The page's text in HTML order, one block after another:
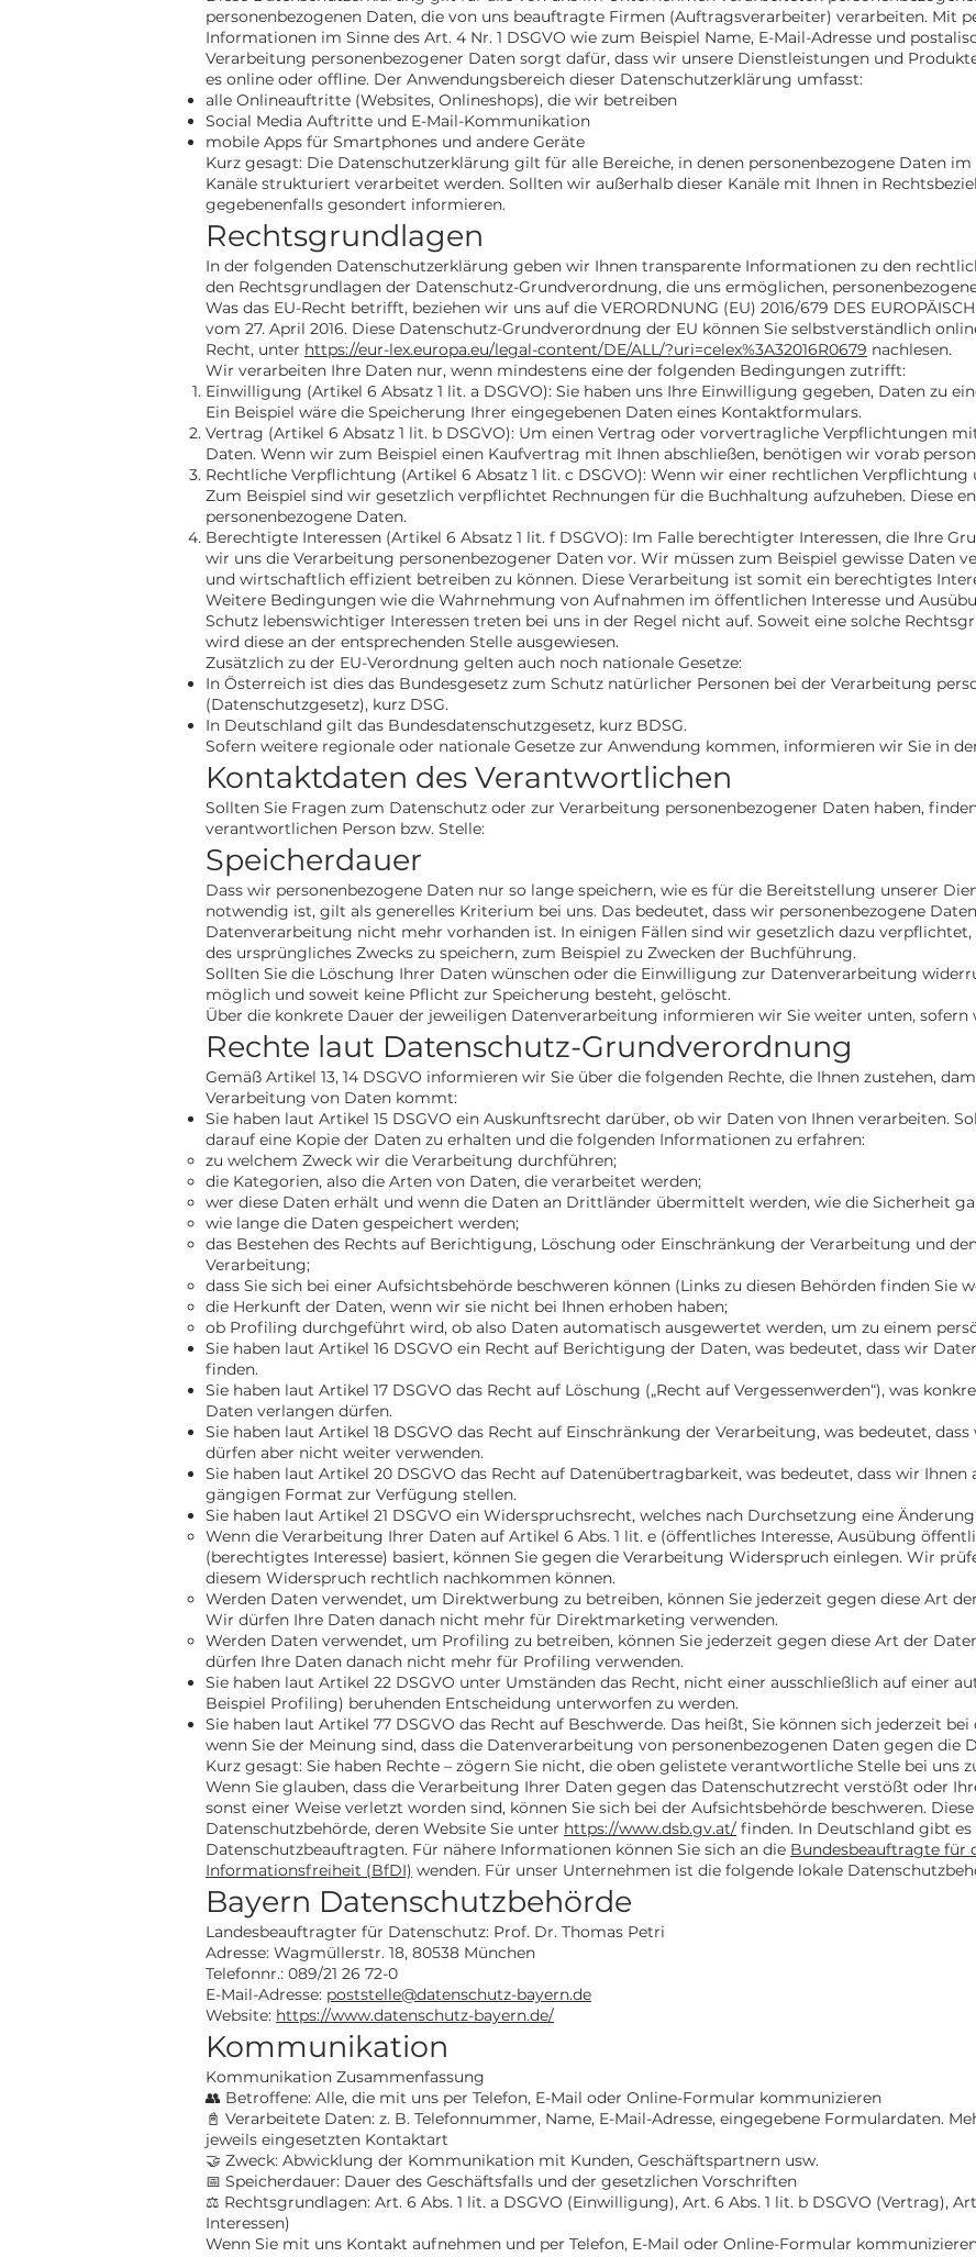
personenbezogenen Daten, die von uns beauftragte Firmen (Auftragsverarbeiter) verarbeiten. Mit
Informationen im Sinne des Art. 4 Nr. 1 DSGVO wie zum Beispiel Name, E-Mail-Adresse und
Verarbeitung personenbezogener Daten sorgt dafür, dass wir unsere Dienstleistungen und
es online oder offline. Der Anwendungsbereich dieser Datenschutzerklärung umfasst:
alle Onlineauftritte (Websites, Onlineshops), die wir betreiben
Social Media Auftritte und E-Mail-Kommunikation
mobile Apps für Smartphones und andere Geräte
Kurz gesagt: Die Datenschutzerklärung gilt für alle Bereiche, in denen personenbezogene Daten
Kanäle strukturiert verarbeitet werden. Sollten wir außerhalb dieser Kanäle mit Ihnen in
gegebenenfalls gesondert informieren.
Rechtsgrundlagen
In der folgenden Datenschutzerklärung geben wir Ihnen transparente Informationen zu den
den Rechtsgrundlagen der Datenschutz-Grundverordnung, die uns ermöglichen,
Was das EU-Recht betrifft, beziehen wir uns auf die VERORDNUNG (EU) 2016/679 DES
vom 27. April 2016. Diese Datenschutz-Grundverordnung der EU können Sie selbstverständlich
Recht, unter https://eur-lex.europa.eu/legal-content/DE/ALL/?uri=celex%3A32016R0679 nachlesen.
Wir verarbeiten Ihre Daten nur, wenn mindestens eine der folgenden Bedingungen zutrifft:
Einwilligung (Artikel 6 Absatz 1 lit. a DSGVO): Sie haben uns Ihre Einwilligung gegeben, Daten zu
Ein Beispiel wäre die Speicherung Ihrer eingegebenen Daten eines Kontaktformulars.
Vertrag (Artikel 6 Absatz 1 lit. b DSGVO): Um einen Vertrag oder vorvertragliche Verpflichtungen
Daten. Wenn wir zum Beispiel einen Kaufvertrag mit Ihnen abschließen, benötigen wir vorab
Rechtliche Verpflichtung (Artikel 6 Absatz 1 lit. c DSGVO): Wenn wir einer rechtlichen
Zum Beispiel sind wir gesetzlich verpflichtet Rechnungen für die Buchhaltung aufzuheben. Diese
personenbezogene Daten.
Berechtigte Interessen (Artikel 6 Absatz 1 lit. f DSGVO): Im Falle berechtigter Interessen, die Ihre
wir uns die Verarbeitung personenbezogener Daten vor. Wir müssen zum Beispiel gewisse Daten
und wirtschaftlich effizient betreiben zu können. Diese Verarbeitung ist somit ein berechtigtes
Weitere Bedingungen wie die Wahrnehmung von Aufnahmen im öffentlichen Interesse und
Schutz lebenswichtiger Interessen treten bei uns in der Regel nicht auf. Soweit eine solche
wird diese an der entsprechenden Stelle ausgewiesen.
Zusätzlich zu der EU-Verordnung gelten auch noch nationale Gesetze:
In Österreich ist dies das Bundesgesetz zum Schutz natürlicher Personen bei der Verarbeitung
(Datenschutzgesetz), kurz DSG.
In Deutschland gilt das Bundesdatenschutzgesetz, kurz BDSG.
Sofern weitere regionale oder nationale Gesetze zur Anwendung kommen, informieren wir Sie in
Kontaktdaten des Verantwortlichen
Sollten Sie Fragen zum Datenschutz oder zur Verarbeitung personenbezogener Daten haben,
verantwortlichen Person bzw. Stelle:
Speicherdauer
Dass wir personenbezogene Daten nur so lange speichern, wie es für die Bereitstellung unserer
notwendig ist, gilt als generelles Kriterium bei uns. Das bedeutet, dass wir personenbezogene
Datenverarbeitung nicht mehr vorhanden ist. In einigen Fällen sind wir gesetzlich dazu
des ursprüngliches Zwecks zu speichern, zum Beispiel zu Zwecken der Buchführung.
Sollten Sie die Löschung Ihrer Daten wünschen oder die Einwilligung zur Datenverarbeitung
möglich und soweit keine Pflicht zur Speicherung besteht, gelöscht.
Über die konkrete Dauer der jeweiligen Datenverarbeitung informieren wir Sie weiter unten,
Rechte laut Datenschutz-Grundverordnung
Gemäß Artikel 13, 14 DSGVO informieren wir Sie über die folgenden Rechte, die Ihnen zustehen,
Verarbeitung von Daten kommt:
Sie haben laut Artikel 15 DSGVO ein Auskunftsrecht darüber, ob wir Daten von Ihnen verarbeiten.
darauf eine Kopie der Daten zu erhalten und die folgenden Informationen zu erfahren:
zu welchem Zweck wir die Verarbeitung durchführen;
die Kategorien, also die Arten von Daten, die verarbeitet werden;
wer diese Daten erhält und wenn die Daten an Drittländer übermittelt werden, wie die Sicherheit
wie lange die Daten gespeichert werden;
das Bestehen des Rechts auf Berichtigung, Löschung oder Einschränkung der Verarbeitung und
Verarbeitung;
dass Sie sich bei einer Aufsichtsbehörde beschweren können (Links zu diesen Behörden finden Sie
die Herkunft der Daten, wenn wir sie nicht bei Ihnen erhoben haben;
ob Profiling durchgeführt wird, ob also Daten automatisch ausgewertet werden, um zu einem
Sie haben laut Artikel 16 DSGVO ein Recht auf Berichtigung der Daten, was bedeutet, dass wir
finden.
Sie haben laut Artikel 17 DSGVO das Recht auf Löschung („Recht auf Vergessenwerden“), was
Daten verlangen dürfen.
Sie haben laut Artikel 18 DSGVO das Recht auf Einschränkung der Verarbeitung, was bedeutet,
dürfen aber nicht weiter verwenden.
Sie haben laut Artikel 20 DSGVO das Recht auf Datenübertragbarkeit, was bedeutet, dass wir
gängigen Format zur Verfügung stellen.
Sie haben laut Artikel 21 DSGVO ein Widerspruchsrecht, welches nach Durchsetzung eine
Wenn die Verarbeitung Ihrer Daten auf Artikel 6 Abs. 1 lit. e (öffentliches Interesse, Ausübung
(berechtigtes Interesse) basiert, können Sie gegen die Verarbeitung Widerspruch einlegen. Wir
diesem Widerspruch rechtlich nachkommen können.
Werden Daten verwendet, um Direktwerbung zu betreiben, können Sie jederzeit gegen diese Art
Wir dürfen Ihre Daten danach nicht mehr für Direktmarketing verwenden.
Werden Daten verwendet, um Profiling zu betreiben, können Sie jederzeit gegen diese Art der
dürfen Ihre Daten danach nicht mehr für Profiling verwenden.
Sie haben laut Artikel 22 DSGVO unter Umständen das Recht, nicht einer ausschließlich auf einer
Beispiel Profiling) beruhenden Entscheidung unterworfen zu werden.
Sie haben laut Artikel 77 DSGVO das Recht auf Beschwerde. Das heißt, Sie können sich jederzeit
wenn Sie der Meinung sind, dass die Datenverarbeitung von personenbezogenen Daten gegen die
Kurz gesagt: Sie haben Rechte – zögern Sie nicht, die oben gelistete verantwortliche Stelle bei uns
Wenn Sie glauben, dass die Verarbeitung Ihrer Daten gegen das Datenschutzrecht verstößt oder
sonst einer Weise verletzt worden sind, können Sie sich bei der Aufsichtsbehörde beschweren.
Datenschutzbehörde, deren Website Sie unter https://www.dsb.gv.at/ finden. In Deutschland gibt
Datenschutzbeauftragten. Für nähere Informationen können Sie sich an die Bundesbeauftragte für
Informationsfreiheit (BfDI) wenden. Für unser Unternehmen ist die folgende lokale
Bayern Datenschutzbehörde
Landesbeauftragter für Datenschutz: Prof. Dr. Thomas Petri
Adresse: Wagmüllerstr. 18, 80538 München
Telefonnr.: 089/21 26 72-0
E-Mail-Adresse: poststelle@datenschutz-bayern.de
Website: https://www.datenschutz-bayern.de/
Kommunikation
Kommunikation Zusammenfassung
👥 Betroffene: Alle, die mit uns per Telefon, E-Mail oder Online-Formular kommunizieren
📓 Verarbeitete Daten: z. B. Telefonnummer, Name, E-Mail-Adresse, eingegebene Formulardaten.
jeweils eingesetzten Kontaktart
🤝 Zweck: Abwicklung der Kommunikation mit Kunden, Geschäftspartnern usw.
📅 Speicherdauer: Dauer des Geschäftsfalls und der gesetzlichen Vorschriften
⚖️ Rechtsgrundlagen: Art. 6 Abs. 1 lit. a DSGVO (Einwilligung), Art. 6 Abs. 1 lit. b DSGVO (Vertrag),
Interessen)
Wenn Sie mit uns Kontakt aufnehmen und per Telefon, E-Mail oder Online-Formular